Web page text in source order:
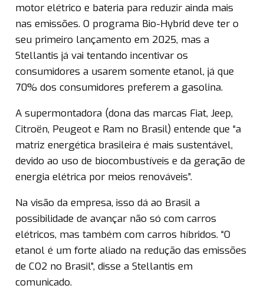
motor elétrico e bateria para reduzir ainda mais
nas emissões. O programa Bio-Hybrid deve ter o
seu primeiro lançamento em 2025, mas a
Stellantis já vai tentando incentivar os
consumidores a usarem somente etanol, já que
70% dos consumidores preferem a gasolina.
A supermontadora (dona das marcas Fiat, Jeep,
Citroën, Peugeot e Ram no Brasil) entende que “a
matriz energética brasileira é mais sustentável,
devido ao uso de biocombustíveis e da geração de
energia elétrica por meios renováveis”.
Na visão da empresa, isso dá ao Brasil a
possibilidade de avançar não só com carros
elétricos, mas também com carros híbridos. “O
etanol é um forte aliado na redução das emissões
de CO2 no Brasil”, disse a Stellantis em
comunicado.